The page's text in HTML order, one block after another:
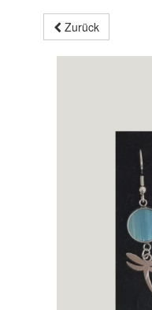
Zurück